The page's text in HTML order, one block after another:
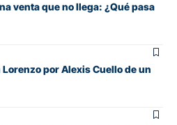
venta que no llega: ¿Qué pasa
por Alexis Cuello de un